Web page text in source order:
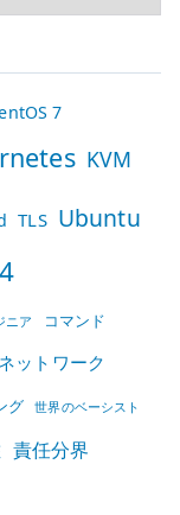
7
KVM
TLS Ubuntu
ニア コマンド
ネットワーク
グ 世界のベーシスト
責任分界